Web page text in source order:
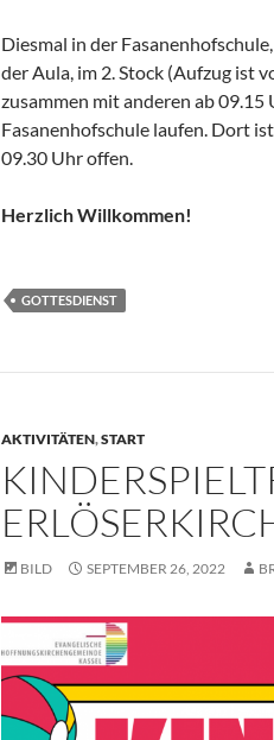
Diesmal in der
der Aula, im 2. Stock (Aufzug ist
zusammen mit anderen ab
Fasanenhofschule laufen. Dort
09.30 Uhr offen.
Herzlich Willkommen!
GOTTESDIENST
AKTIVITÄTEN,START
BILD SEPTEMBER 26, 2022